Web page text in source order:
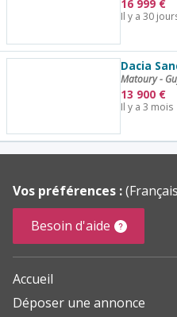
16 999 €
Il y a 30
Dacia
Matoury -
13 900 €
Il y a 3 mois
Vos préférences :
Besoin d'aide
Accueil
Déposer une annonce